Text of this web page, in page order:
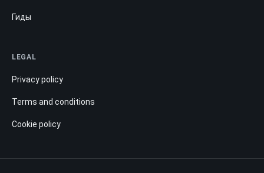
Гиды
LEGAL
Privacy policy
Terms and conditions
Cookie policy